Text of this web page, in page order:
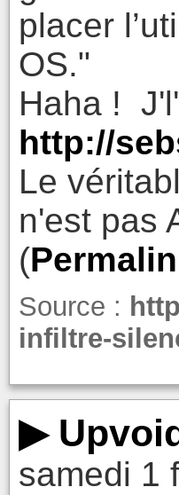
placer
OS."
Haha !
http://
Le
n'est pas
(
Source :
infiltre-
▶
samedi 1